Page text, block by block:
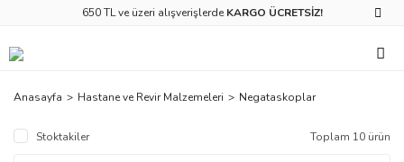
650 TL ve üzeri alışverişlerde KARGO ÜCRETSİZ!
Anasayfa Hastane ve Revir Malzemeleri Negataskoplar
Stoktakiler Toplam 10 ürün